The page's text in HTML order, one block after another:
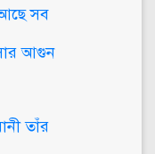
সব
আগুন
তাঁর